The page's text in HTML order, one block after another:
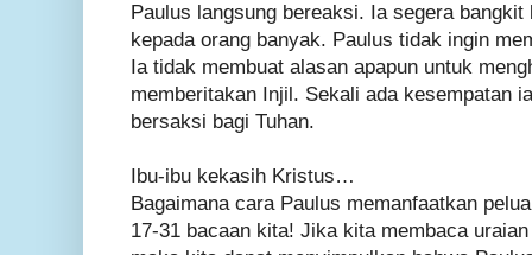
Paulus langsung bereaksi. Ia segera
kepada orang banyak. Paulus tidak ingin
Ia tidak membuat alasan apapun untuk
memberitakan Injil. Sekali ada kesempatan
bersaksi bagi Tuhan.
Ibu-ibu kekasih Kristus…
Bagaimana cara Paulus memanfaatkan
17-31 bacaan kita! Jika kita membaca